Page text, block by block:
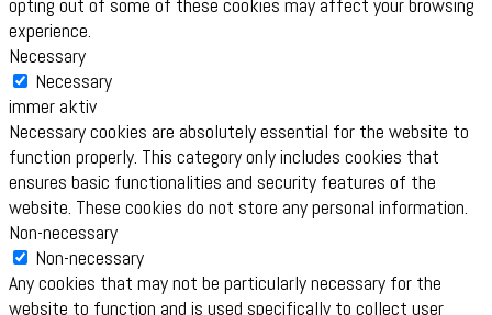
experience.
Necessary
Necessary
immer aktiv
Necessary cookies are absolutely essential for the website to
function properly. This category only includes cookies that
ensures basic functionalities and security features of the
website. These cookies do not store any personal information.
Non-necessary
Non-necessary
Any cookies that may not be particularly necessary for the
website to function and is used specifically to collect user